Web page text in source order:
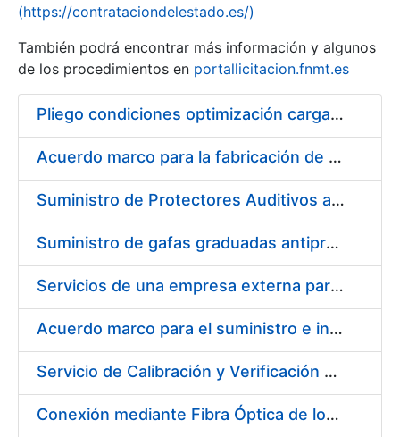
Erakutsi/Ezkutatu
(https://contrataciondelestado.es/)
También podrá encontrar más información y algunos
de los procedimientos en portallicitacion.fnmt.es
Pliego condiciones optimización cargas compras firmado
Acuerdo marco para la fabricación de piezas
Suministro de Protectores Auditivos a medida para las personas trabajadoras de los Centros de Trabajo de Madrid y Burgos
Suministro de gafas graduadas antiproyecciones para los trabajadores de la FNMT-RCM en los centros de trabajo de Madrid y Burgos
Servicios de una empresa externa para el asesoramiento y resolución de los recursos de alzada que se presentan relacionados con procesos de selección para la FNMT-RCM
Acuerdo marco para el suministro e instalación de persianas, estores y otros complementos
Servicio de Calibración y Verificación Externa de los Equipos de Medición del Servicio de Prevención de la FNMT-RCM
Conexión mediante Fibra Óptica de los Centros de Proceso de Datos (CPDs) de las sedes de la FNMT-RCM de Burgos y Madrid